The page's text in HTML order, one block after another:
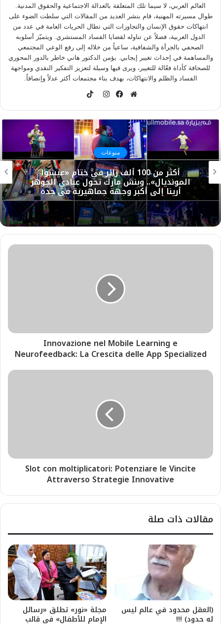
العالم العربي، لا سيما تلك المتعلقة بالعدالة الاجتماعية والحقوق المدنية.
طوال مسيرته المهنية، قام بنشر العديد من المقالات التي سلطت الضوء على
انتهاكات حقوق الإنسان والتجاوزات التي تطال الحريات العامة في عدد من
الدول العربية، فضلاً عن تناوله لقضايا الفساد المستشري. ويتميّز أسلوبه
الصحفي بالجرأة والشفافية، ساعياً من خلاله إلى رفع الوعي المجتمعي
والمساهمة في إحداث تغيير إيجابي. يؤمن الدكتور هاني خاطر بالدور المحوري
للصحافة كأداة فعّالة للتغيير، ويرى فيها وسيلة لتعزيز التفكير النقدي ومواجهة
الفساد والظلم والانتهاكات، بهدف بناء مجتمعات أكثر عدلاً وإنصافاً.
الويب
منوعات
أكثر من 100 ألف زائر في ختام «عيشوا
المونديال».. وبنش مارك تحول عبادي الجوهر
أرينا إلى أكبر وجهة جماهيرية في جدة
Innovazione nel Mobile Learning e
Neurofeedback: La Crescita delle App Specialized
Slot con moltiplicatori: Potenziare le Vincite
Attraverso Strategie Innovative
مقالات ذات صلة
(العقل محدود في عالم ليس
له حدود) !!!
مجلة «نور» تطلق «رسائل
الإمام للأطفال» في قالب